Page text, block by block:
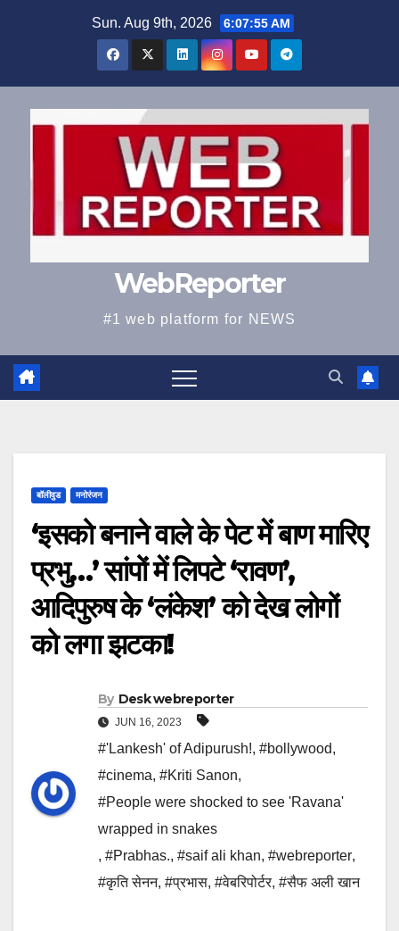
Sun. Aug 9th, 2026 6:07:56 AM
WebReporter
#1 web platform for NEWS
बॉलीवुड मनोरंजन
‘इसको बनाने वाले के पेट में बाण मारिए
प्रभु…’ सांपों में लिपटे ‘रावण’,
आदिपुरुष के ‘लंकेश’ को देख लोगों
को लगा झटका!
By Desk webreporter
JUN 16, 2023
#'Lankesh' of Adipurush!, #bollywood,
#cinema, #Kriti Sanon,
#People were shocked to see 'Ravana'
wrapped in snakes
, #Prabhas., #saif ali khan, #webreporter,
#कृति सेनन, #प्रभास, #वेबरिपोर्टर, #सैफ अली खान